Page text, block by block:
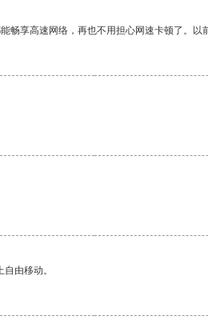
享高速网络，再也不用担心网速卡顿了。
由移动。